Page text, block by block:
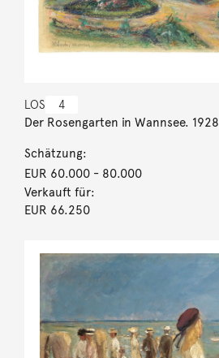
LOS 4
Der Rosengarten in Wannsee. 1928
Schätzung:
EUR 60.000- 80.000
Verkauft für:
EUR 66.250